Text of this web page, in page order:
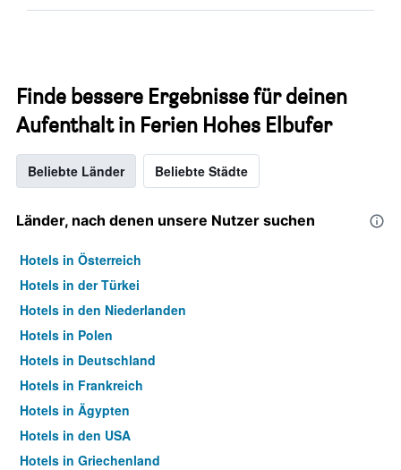
Finde bessere Ergebnisse für deinen
Aufenthalt in Ferien Hohes Elbufer
Beliebte Länder Beliebte Städte
Länder, nach denen unsere Nutzer suchen
Hotels in Österreich
Hotels in der Türkei
Hotels in den Niederlanden
Hotels in Polen
Hotels in Deutschland
Hotels in Frankreich
Hotels in Ägypten
Hotels in den USA
Hotels in Griechenland